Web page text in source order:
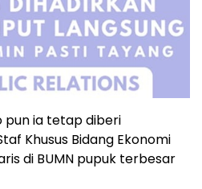
pun ia tetap diberi
Khusus Bidang Ekonomi
di BUMN pupuk terbesar